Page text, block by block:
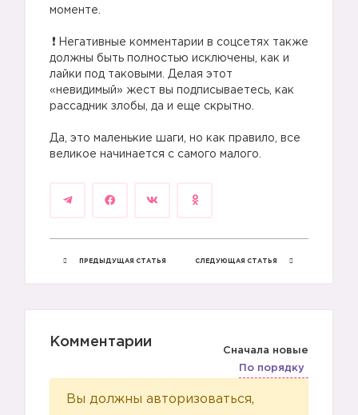
моменте.
Негативные комментарии в соцсетях также
должны быть полностью исключены, как и
лайки под таковыми. Делая этот
«невидимый» жест вы подписываетесь, как
рассадник злобы, да и еще скрытно.
Да, это маленькие шаги, но как правило, все
великое начинается с самого малого.
ПРЕДЫДУЩАЯ СТАТЬЯ СЛЕДУЮЩАЯ СТАТЬЯ
Комментарии
Сначала новые
По порядку
Вы должны авторизоваться,